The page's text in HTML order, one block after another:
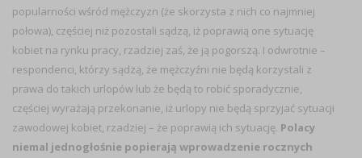
popularności wśród mężczyzn (że skorzysta z nich co najmniej
połowa), częściej niż pozostali sądzą, iż poprawią one sytuację
kobiet na rynku pracy, rzadziej zaś, że ją pogorszą. I odwrotnie –
respondenci, którzy sądzą, że mężczyźni nie będą korzystali z
prawa do takich urlopów lub że będą to robić sporadycznie,
częściej wyrażają przekonanie, iż urlopy nie będą sprzyjać sytuacji
zawodowej kobiet, rzadziej – że poprawią ich sytuację. Polacy
niemal jednogłośnie popierają wprowadzenie rocznych